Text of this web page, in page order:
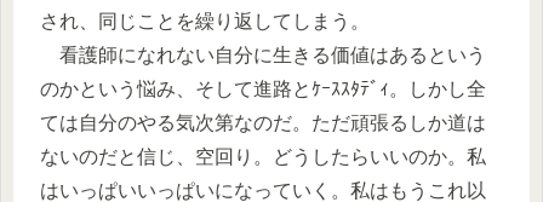
され、同じことを繰り返してしまう。
看護師になれない自分に生きる価値はあるという
のかという悩み、そして進路とｹｰｽｽﾀﾃﾞｨ。しかし全
ては自分のやる気次第なのだ。ただ頑張るしか道は
ないのだと信じ、空回り。どうしたらいいのか。私
はいっぱいいっぱいになっていく。私はもうこれ以